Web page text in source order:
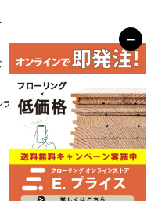
ラインストア
−